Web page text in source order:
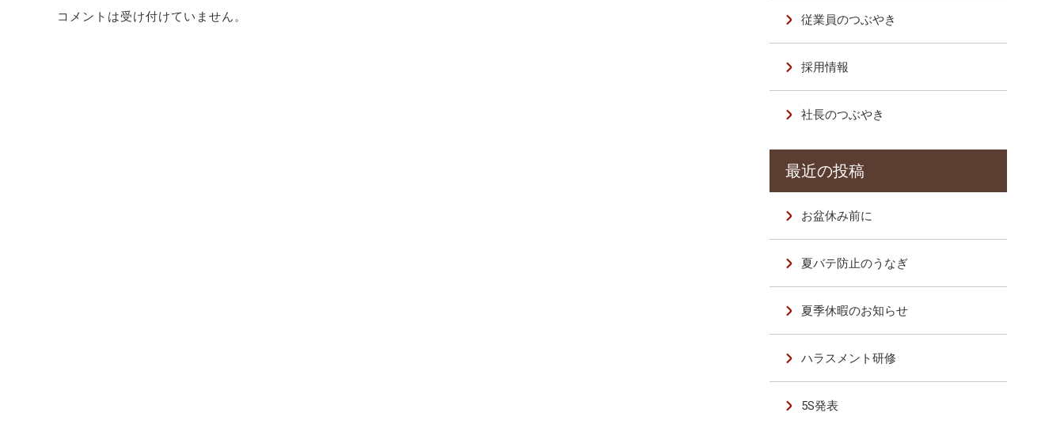
コメントは受け付けていません。 従業員のつぶやき
採用情報
社長のつぶやき
お盆休み前に
夏バテ防止のうなぎ
夏季休暇のお知らせ
ハラスメント研修
5S発表